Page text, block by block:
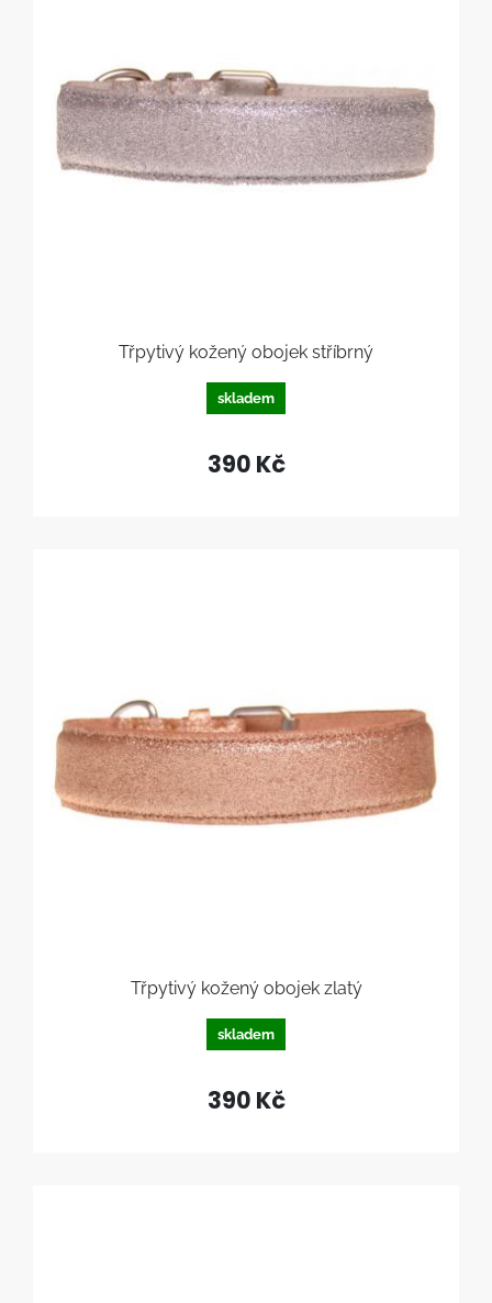
Třpytivý kožený obojek stříbrný
skladem
390 Kč
Třpytivý kožený obojek zlatý
skladem
390 Kč